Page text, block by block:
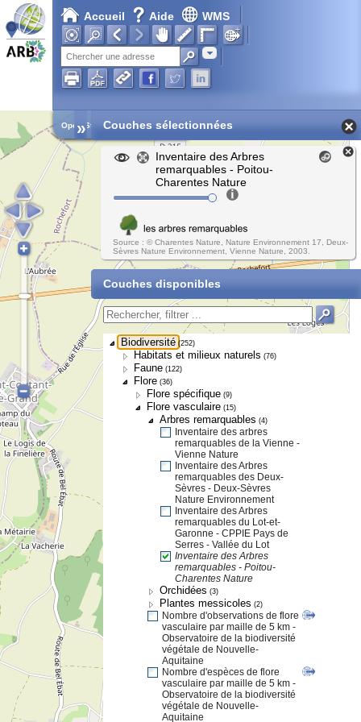
Accueil Aide WMS
Adresse
Open Street Map
» Couches sélectionnées
Inventaire des Arbres
remarquables - Poitou-
Charentes Nature
Source : © Charentes Nature, Nature Environnement 17, Deux-
Sèvres Nature Environnement, Vienne Nature, 2003.
Couches disponibles
Biodiversité (252)
Habitats et milieux naturels (76)
Faune (122)
Flore (36)
Flore spécifique (9)
Flore vasculaire (15)
Arbres remarquables (4)
Inventaire des arbres
remarquables de la Vienne -
Vienne Nature
Inventaire des Arbres
remarquables des Deux-
Sèvres - Deux-Sèvres
Nature Environnement
Inventaire des Arbres
remarquables du Lot-et-
Garonne - CPPIE Pays de
Serres - Vallée du Lot
Inventaire des Arbres
remarquables - Poitou-
Charentes Nature
Orchidées (3)
Plantes messicoles (2)
Nombre d'observations de flore
vasculaire par maille de 5 km -
Observatoire de la biodiversité
végétale de Nouvelle-
Aquitaine
Nombre d'espèces de flore
vasculaire par maille de 5 km -
Observatoire de la biodiversité
végétale de Nouvelle-
Aquitaine